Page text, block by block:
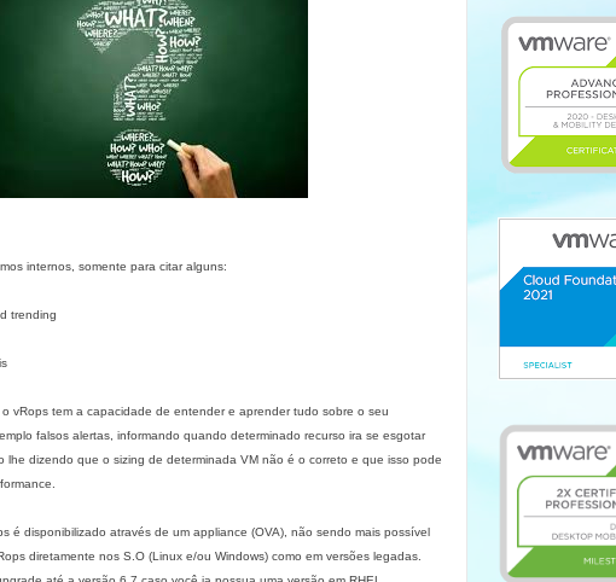
internos, somente para citar alguns:
trending
vRops tem a capacidade de entender e aprender tudo sobre o seu
falsos alertas, informando quando determinado recurso ira se esgotar
lhe dizendo que o sizing de determinada VM não é o correto e que isso pode
é disponibilizado através de um appliance (OVA), não sendo mais possível
diretamente nos S.O (Linux e/ou Windows) como em versões legadas.